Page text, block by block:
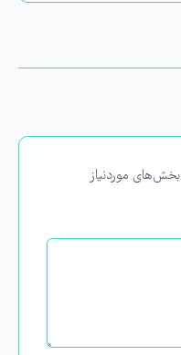
بخش‌های موردنیاز